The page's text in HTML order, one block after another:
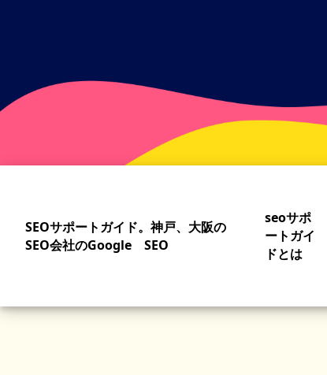
SEOサポートガイド。神戸、大阪の
SEO会社のGoogle SEO
seoサポ
ートガイ
ドとは